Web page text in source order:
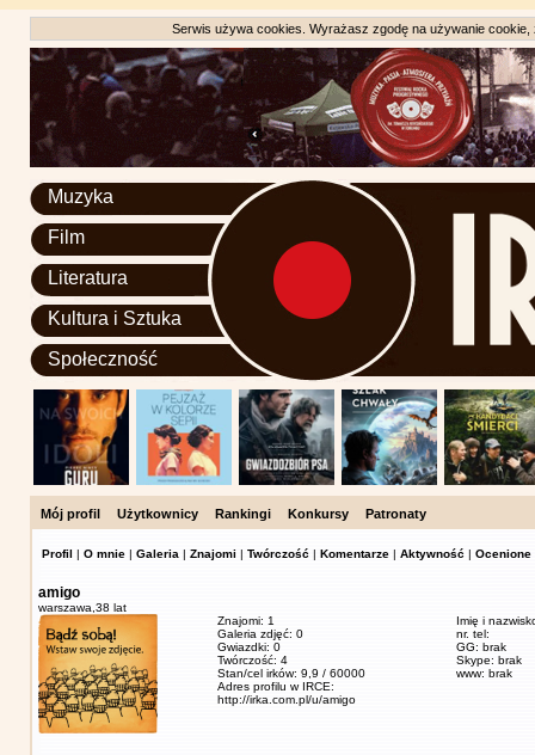
Serwis używa cookies. Wyrażasz zgodę na używanie
Muzyka
Film
Literatura
Kultura i Sztuka
Społeczność
Mój profil Użytkownicy Rankingi Konkursy Patronaty
Profil | O mnie | Galeria | Znajomi | Twórczość | Komentarze | Aktywność | Ocenione
amigo
warszawa, 38 lat
Znajomi: 1
Galeria zdjęć: 0
Gwiazdki: 0
Twórczość: 4
Stan/cel irków: 9,9 / 60000
Adres profilu w IRCE:
http://irka.com.pl/u/amigo
Imię i
nr. tel:
GG: brak
Skype: brak
www: brak